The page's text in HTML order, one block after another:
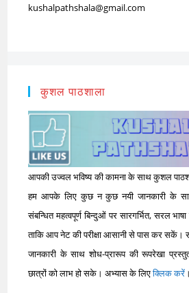
kushalpathshala@gmail.com
कुशल पाठशाला
आपकी उज्वल भविष्य की कामना के साथ कुशल
हम आपके लिए कुछ न कुछ नयी जानकारी के
संबन्धित महत्वपूर्ण बिन्दुओं पर सारगर्भित, सरल
ताकि आप नेट की परीक्षा आसानी से पास कर सकें।
जानकारी के साथ शोध-प्रारूप की रूपरेखा
छात्रों को लाभ हो सके। अभ्यास के लिएक्लिक करें ।